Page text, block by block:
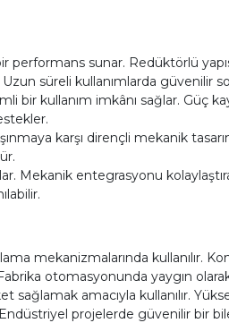
sunar. Redüktörlü
süreli kullanımlarda güvenilir
kullanım imkânı sağlar. Güç
karşı dirençli mekanik
entegrasyonu
kullanılır.
otomasyonunda yaygın
amacıyla kullanılır.
projelerde güvenilir bir